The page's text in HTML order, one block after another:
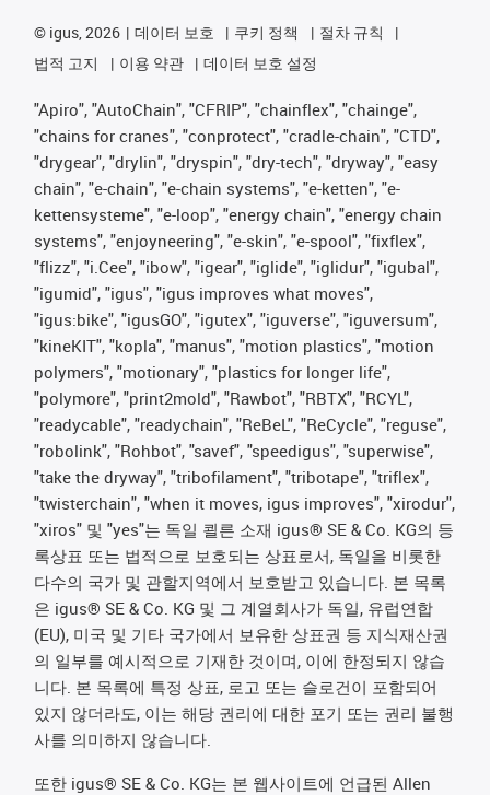
© igus, 2026 데이터 보호 쿠키 정책
절차 규칙
법적 고지
이용 약관 데이터 보호 설정
"Apiro", "AutoChain", "CFRIP", "chainflex", "chainge",
"chains for cranes", "conprotect", "cradle-chain", "CTD",
"drygear", "drylin", "dryspin", "dry-tech", "dryway", "easy
chain", "e-chain", "e-chain systems", "e-ketten", "e-
kettensysteme", "e-loop", "energy chain", "energy chain
systems", "enjoyneering", "e-skin", "e-spool", "fixflex",
"flizz", "i.Cee", "ibow", "igear", "iglide", "iglidur", "igubal",
"igumid", "igus", "igus improves what moves",
"igus:bike", "igusGO", "igutex", "iguverse", "iguversum",
"kineKIT", "kopla", "manus", "motion plastics", "motion
polymers", "motionary", "plastics for longer life",
"polymore", "print2mold", "Rawbot", "RBTX", "RCYL",
"readycable", "readychain", "ReBeL", "ReCycle", "reguse",
"robolink", "Rohbot", "savef", "speedigus", "superwise",
"take the dryway", "tribofilament", "tribotape", "triflex",
"twisterchain", "when it moves, igus improves", "xirodur",
"xiros" 및 "yes"는 독일 쾰른 소재 igus® SE & Co. KG의 등
록상표 또는 법적으로 보호되는 상표로서, 독일을 비롯한
다수의 국가 및 관할지역에서 보호받고 있습니다. 본 목록
은 igus® SE & Co. KG 및 그 계열회사가 독일, 유럽연합
(EU), 미국 및 기타 국가에서 보유한 상표권 등 지식재산권
의 일부를 예시적으로 기재한 것이며, 이에 한정되지 않습
니다. 본 목록에 특정 상표, 로고 또는 슬로건이 포함되어
있지 않더라도, 이는 해당 권리에 대한 포기 또는 권리 불행
사를 의미하지 않습니다.
또한 igus® SE & Co. KG는 본 웹사이트에 언급된 Allen